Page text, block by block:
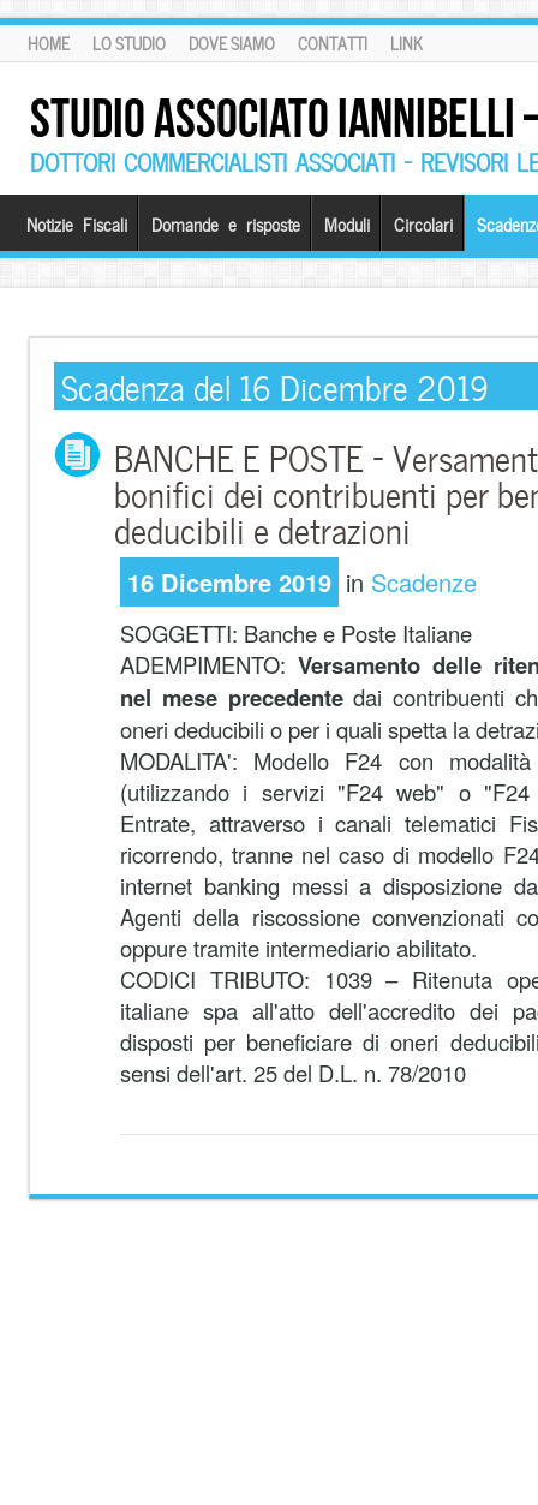
HOME LO STUDIO DOVE SIAMO CONTATTI LINK
STUDIO ASSOCIATO
DOTTORI COMMERCIALISTI ASSOCIATI – REVISORI
Notizie Fiscali Domande e risposte Moduli Circolari
Scadenza del 16 Dicembre 2019
BANCHE E POSTE –
bonifici dei contribuenti per
deducibili e detrazioni
16 Dicembre 2019 in Scadenze
SOGGETTI: Banche e Poste Italiane
ADEMPIMENTO: Versamento delle
nel mese precedentedai contribuenti
oneri deducibili o per i quali spetta la
MODALITA': Modello F24 con modalità
(utilizzando i servizi "F24 web" o "F24
Entrate, attraverso i canali telematici
ricorrendo, tranne nel caso di modello
internet banking messi a disposizione
Agenti della riscossione convenzionati
oppure tramite intermediario abilitato.
CODICI TRIBUTO: 1039 – Ritenuta
italiane spa all'atto dell'accredito dei
disposti per beneficiare di oneri
sensi dell'art. 25 del D.L. n. 78/2010